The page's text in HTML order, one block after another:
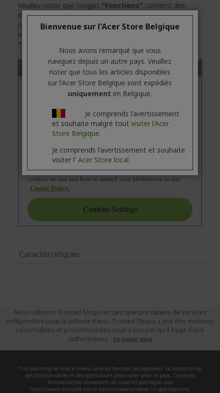
Veuillez noter que l'onglet "Fonctions" contient des
informations générales sur la série des produits. Pour
connaître les caractéristiques techniques exactes du
modèle sélectionné, veuillez
sur l'onglet
"Caractéristiques"
Caractéristiques
Nous utilisons Trusted Shops en tant que prestataire de services
indépendant pour la collecte d'avis. Trusted Shops a pris des mesures
raisonnables et proportionnées pour s'assurer qu'il s'agit d'avis
authentiques.
En savoir plus
* Le planning de mise à niveau varie en fonction des appareils. La disponibilité
des fonctionnalités et des applications peut varier selon le pays. Certaines
fonctionnalités nécessitent un matériel spécifique (voir
https://www.microsoft.com/fr-be/windows/windows-11-specifications).
Bienvenue sur l'Acer Store Belgique
Nous avons remarqué que vous
naviguez depuis un autre pays. Veuillez
noter que tous les articles disponibles
sur l'Acer Store Belgique sont expédiés
uniquement en Belgique.
Je comprends l'avertissement
et souhaite malgré tout visiter l'Acer
Store Belgique.
Je comprends l'avertissement et souhaite
visiter l' Acer Store local.